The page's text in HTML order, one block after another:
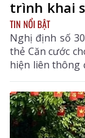
trình khai
TIN NỔI BẬT
Nghị định số
thẻ Căn cước
hiện liên thông